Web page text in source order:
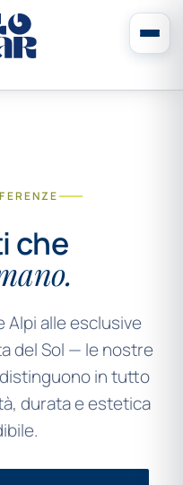
che
Alpi alle esclusive
del Sol — le nostre
in tutto
durata e estetica